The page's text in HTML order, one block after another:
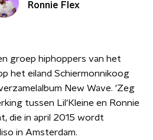
Ronnie Flex
groep hiphoppers van het
het eiland Schiermonnikoog
New Wave. 'Zeg
tussen Lil'Kleine en Ronnie
die in april 2015 wordt
in Amsterdam.